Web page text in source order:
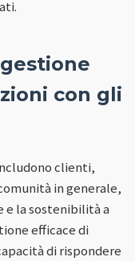
con gli
clienti,
in generale,
e la sostenibilità a
efficace di
di rispondere